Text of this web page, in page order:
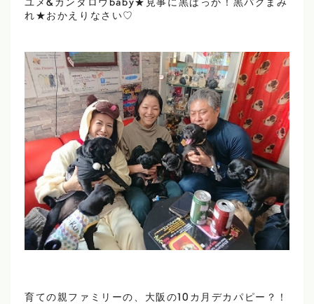
ユメ&カンタロウbaby★見事に黒ばっか！黒パグまみ
れ★おかえりなさい♡
育ての親ファミリーの、大阪の10カ月デカパピー？！